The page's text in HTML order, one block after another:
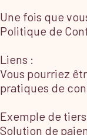
Une fois que
Politique de
Liens :
Vous pourriez
pratiques de
Exemple de
Solution de